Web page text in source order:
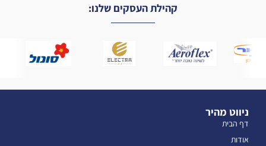
קהילת העסקים שלנו:
ניווט מהיר
דף הבית
אודות